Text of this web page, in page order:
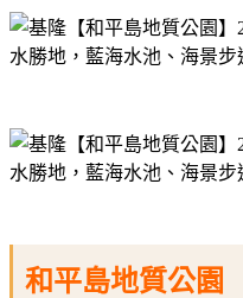
和平島地質公園